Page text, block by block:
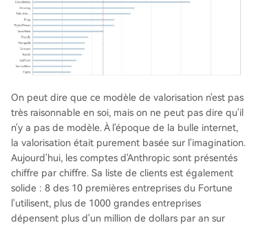
On peut dire que ce modèle de valorisation n'est pas
très raisonnable en soi, mais on ne peut pas dire qu'il
n'y a pas de modèle. À l'époque de la bulle internet,
la valorisation était purement basée sur l'imagination.
Aujourd'hui, les comptes d'Anthropic sont présentés
chiffre par chiffre. Sa liste de clients est également
solide : 8 des 10 premières entreprises du Fortune
l'utilisent, plus de 1000 grandes entreprises
dépensent plus d'un million de dollars par an sur